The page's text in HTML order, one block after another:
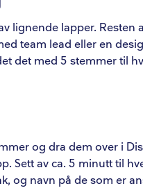
lignende lapper. Resten
team lead eller en
det med 5 stemmer til
og dra dem over i
Sett av ca. 5 minutt til
og navn på de som er